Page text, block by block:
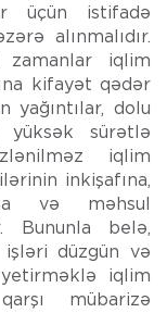
üçün istifadə
alınmalıdır.
zamanlar iqlim
kifayət qədər
yağıntılar, dolu
yüksək sürətlə
iqlim
inkişafına,
və məhsul
Bununla belə,
düzgün və
iqlim
mübarizə